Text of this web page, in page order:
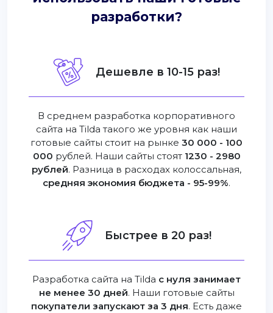
разработки?
Дешевле в 10-15 раз!
В среднем разработка корпоративного
сайта на Tilda такого же уровня как наши
готовые сайты стоит на рынке 30 000 - 100
000 рублей. Наши сайты стоят 1230 - 2980
рублей. Разница в расходах колоссальная,
средняя экономия бюджета - 95-99%.
Быстрее в 20 раз!
Разработка сайта на Tilda с нуля занимает
не менее 30 дней. Наши готовые сайты
покупатели запускают за 3 дня. Есть даже